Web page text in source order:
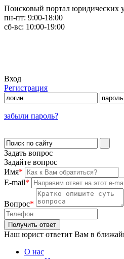
Поисковый портал юридических
пн-пт: 9:00-18:00
сб-вс: 10:00-19:00
Вход
Регистрация
забыли пароль?
Задать вопрос
Задайте вопрос
Имя*
E-mail*
Вопрос*
Наш юрист ответит Вам в
О нас